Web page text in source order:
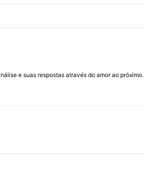
e suas respostas através do amor ao próximo.